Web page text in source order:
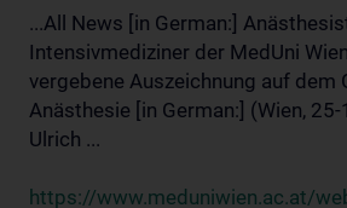
...All News [in German:]
Intensivmediziner der MedUni
vergebene Auszeichnung auf dem
Anästhesie [in German:] (Wien,
Ulrich ...
https://www.meduniwien.ac.at/